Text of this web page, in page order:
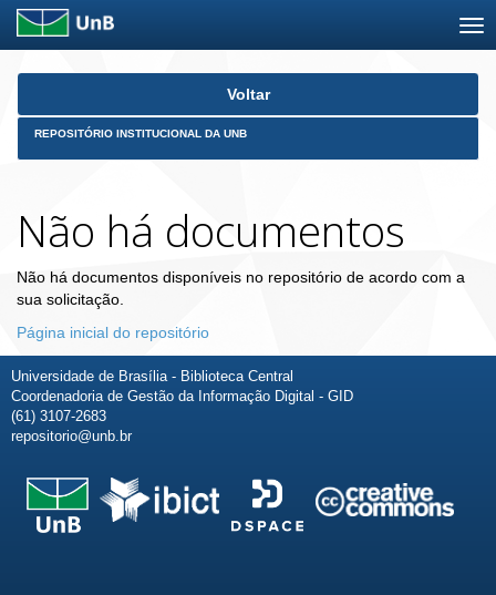
Skip
Voltar
REPOSITÓRIO INSTITUCIONAL DA UNB
Não há documentos
Não há documentos disponíveis no repositório de acordo com a
sua solicitação.
Página inicial do repositório
Universidade de Brasília - Biblioteca Central
Coordenadoria de Gestão da Informação Digital - GID
(61) 3107-2683
repositorio@unb.br